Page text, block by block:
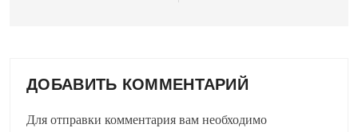
ДОБАВИТЬ КОММЕНТАРИЙ
Для отправки комментария вам необходимо